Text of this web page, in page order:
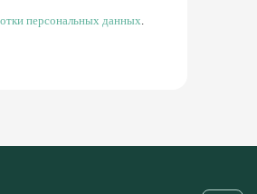
персональных данных